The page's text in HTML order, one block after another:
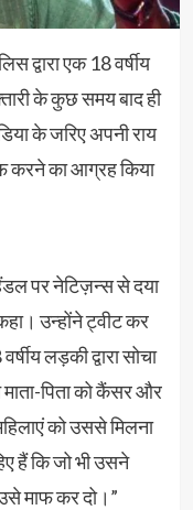
द्वारा एक 18 वर्षीय
के कुछ समय बाद ही
के जरिए अपनी राय
करने का आग्रह किया
पर नेटिज़न्स से दया
उन्होंने ट्वीट कर
लड़की द्वारा सोचा
पिता को कैंसर और
को उससे मिलना
हैं कि जो भी उसने
माफ कर दो।”